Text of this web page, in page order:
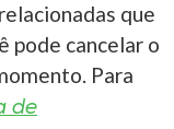
que
pode cancelar o
Para
de